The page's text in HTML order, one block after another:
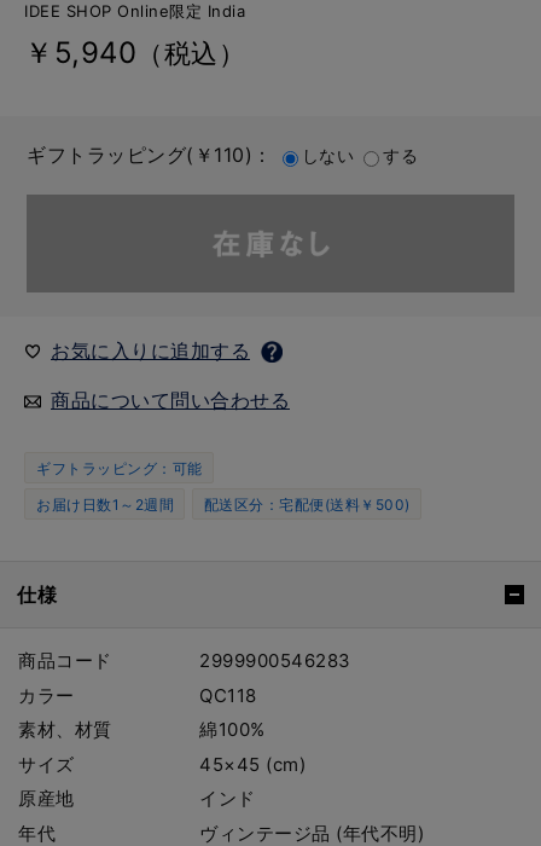
IDEE SHOP Online限定 India
￥5,940 （税込）
ギフトラッピング(￥110)： しない する
お気に入りに追加する
商品について問い合わせる
ギフトラッピング：可能
お届け日数1～2週間
配送区分：宅配便(送料￥500)
仕様
商品コード
2999900546283
カラー
QC118
素材、材質
綿100%
サイズ
45×45 (cm)
原産地
インド
年代
ヴィンテージ品 (年代不明)